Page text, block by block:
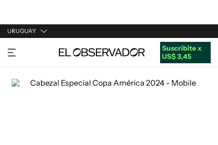
URUGUAY
URUGUAY
ARGENTINA
ESPAÑA
Suscribite x
US$ 3,45